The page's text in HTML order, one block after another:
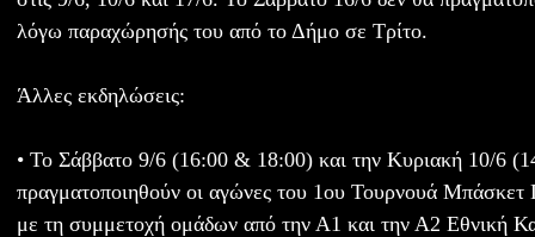
λόγω παραχώρησής του από το Δήμο σε Τρίτο.
Άλλες εκδηλώσεις:
• Το Σάββατο 9/6 (16:00 & 18:00) και την Κυριακή 10/6
πραγματοποιηθούν οι αγώνες του 1ου Τουρνουά
με τη συμμετοχή ομάδων από την Α1 και την Α2 Εθνική